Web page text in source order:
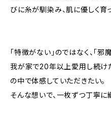
びに糸が馴染み、肌に優しく育
「特徴がない」のではなく、「邪
我が家で20年以上愛用し続け
の中で体感していただきたい。
そんな想いで、一枚ずつ丁寧に